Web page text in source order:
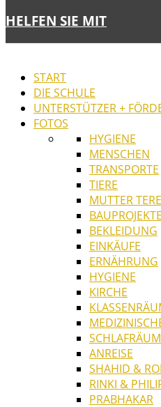
HELFEN SIE MIT
START
DIE SCHULE
UNTERSTÜTZER +
FOTOS
HYGIENE
MENSCHEN
TRANSPORTE
TIERE
MUTTER
BAUPROJEKTE
BEKLEIDUNG
EINKÄUFE
ERNÄHRUNG
HYGIENE
KIRCHE
ANREISE
SHAHID &
RINKI &
PRABHAKAR